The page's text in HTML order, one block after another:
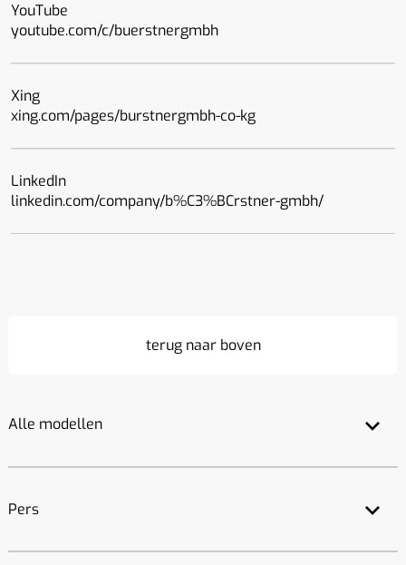
YouTube
youtube.com/c/buerstnergmbh
Xing
xing.com/pages/burstnergmbh-co-kg
LinkedIn
linkedin.com/company/b%C3%BCrstner-gmbh/
terug naar boven
Alle modellen
Pers